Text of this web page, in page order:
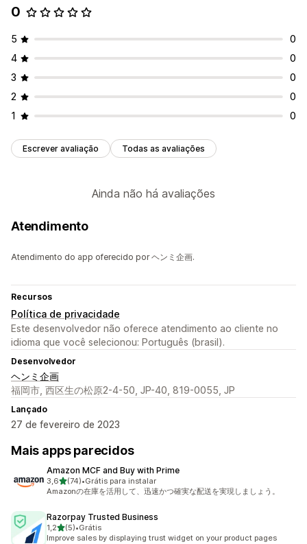
0
5
0
4
0
3
0
2
0
1
0
Escrever avaliação Todas as avaliações
Ainda não há avaliações
Atendimento
Atendimento do app oferecido por ヘンミ企画.
Recursos
Política de privacidade
Este desenvolvedor não oferece atendimento ao cliente no
idioma que você selecionou: Português (brasil).
Desenvolvedor
ヘンミ企画
福岡市, 西区生の松原2-4-50, JP-40, 819-0055, JP
Lançado
27 de fevereiro de 2023
Mais apps parecidos
Amazon MCF and Buy with Prime
3,6de 5 estrelas
(74)
74 avaliações ao todo
•Grátis para instalar
Amazonの在庫を活用して、迅速かつ確実な配送を実現しましょう。
Razorpay Trusted Business
1,2de 5 estrelas
(5)
5 avaliações ao todo
•Grátis
Improve sales by displaying trust widget on your product pages